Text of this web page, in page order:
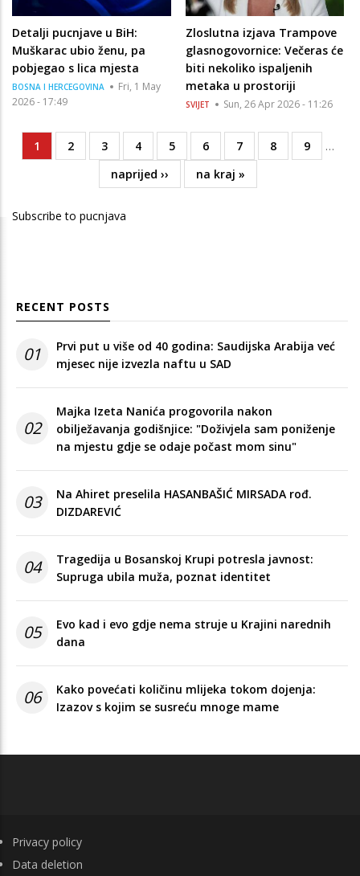
Detalji pucnjave u BiH:
Muškarac ubio ženu, pa
pobjegao s lica mjesta
BOSNA I HERCEGOVINA
Fri, 1 May
2026 - 17:49
Zloslutna izjava Trampove
glasnogovornice: Večeras će
biti nekoliko ispaljenih
metaka u prostoriji
SVIJET Sun, 26 Apr 2026 - 11:26
Pagination
Current
page
1 Page
2 Page
3 Page
4 Page
5 Page
6 Page
7 Page
8 Page
9
…
Next
page
naprijed ››
Last
page
na kraj »
Subscribe to pucnjava
RECENT POSTS
01
Prvi put u više od 40 godina: Saudijska Arabija već
mjesec nije izvezla naftu u SAD
02
Majka Izeta Nanića progovorila nakon
obilježavanja godišnjice: "Doživjela sam poniženje
na mjestu gdje se odaje počast mom sinu"
03
Na Ahiret preselila HASANBAŠIĆ MIRSADA rođ.
DIZDAREVIĆ
04
Tragedija u Bosanskoj Krupi potresla javnost:
Supruga ubila muža, poznat identitet
05
Evo kad i evo gdje nema struje u Krajini narednih
dana
06
Kako povećati količinu mlijeka tokom dojenja:
Izazov s kojim se susreću mnoge mame
FOOTER
Privacy policy
Data deletion